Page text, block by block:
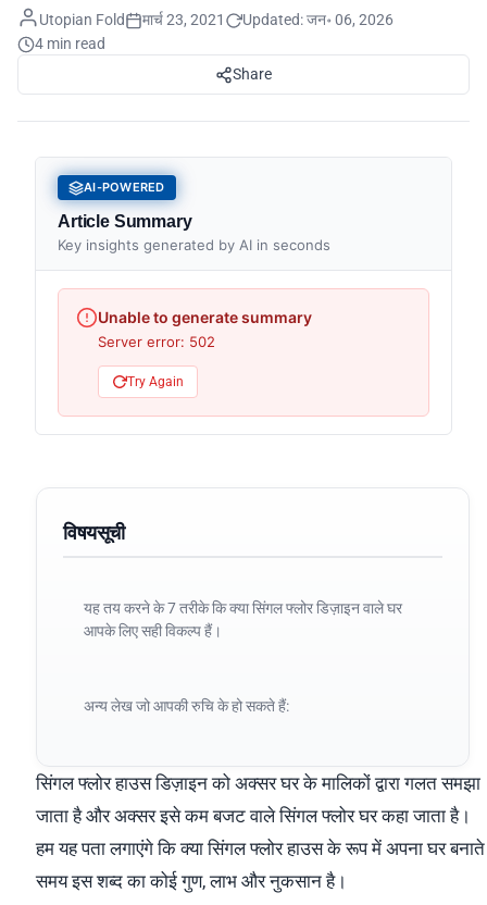
Utopian Fold मार्च 23, 2021 Updated:जन॰ 06, 2026
4 min read
Share
AI-POWERED
Article Summary
Key insights generated by AI in seconds
Unable to generate summary
Server error: 502
Try Again
सिंगल फ्लोर हाउस डिज़ाइन को अक्सर घर के मालिकों द्वारा गलत समझा
जाता है और अक्सर इसे कम बजट वाले सिंगल फ्लोर घर कहा जाता है।
हम यह पता लगाएंगे कि क्या सिंगल फ्लोर हाउस के रूप में अपना घर बनाते
समय इस शब्द का कोई गुण, लाभ और नुकसान है।
विषयसूची
यह तय करने के 7 तरीके कि क्या सिंगल फ्लोर डिज़ाइन वाले घर
आपके लिए सही विकल्प हैं।
अन्य लेख जो आपकी रुचि के हो सकते हैं: